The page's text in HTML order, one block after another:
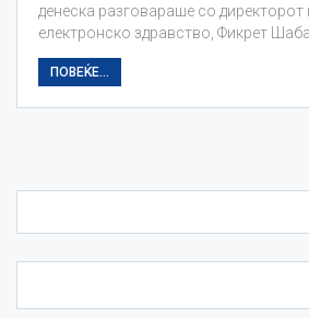
денеска разговараше со директорот
електронско здравство, Фикрет
ПОВЕЌЕ...